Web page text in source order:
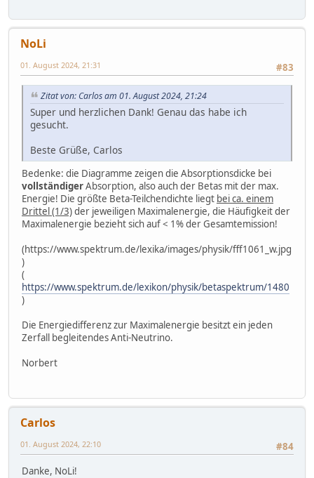
NoLi
#83
01. August 2024, 21:31
Zitat von: Carlos am 01. August 2024, 21:24
Super und herzlichen Dank! Genau das habe ich
gesucht.
Beste Grüße, Carlos
Bedenke: die Diagramme zeigen die Absorptionsdicke bei
vollständigerAbsorption, also auch der Betas mit der max.
Energie! Die größte Beta-Teilchendichte liegt bei ca. einem
Drittel (1/3)der jeweiligen Maximalenergie, die Häufigkeit der
Maximalenergie bezieht sich auf < 1% der Gesamtemission!
(https://www.spektrum.de/lexika/images/physik/fff1061_w.jpg
)
(
https://www.spektrum.de/lexikon/physik/betaspektrum/1480
)
Die Energiedifferenz zur Maximalenergie besitzt ein jeden
Zerfall begleitendes Anti-Neutrino.
Norbert
Carlos
#84
01. August 2024, 22:10
Danke, NoLi!